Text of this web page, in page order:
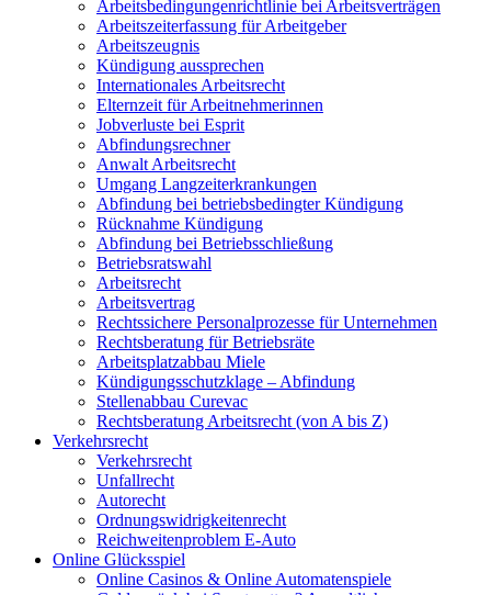
Arbeitsbedingungenrichtlinie bei Arbeitsverträgen
Arbeitszeiterfassung für Arbeitgeber
Arbeitszeugnis
Kündigung aussprechen
Internationales Arbeitsrecht
Elternzeit für Arbeitnehmerinnen
Jobverluste bei Esprit
Abfindungsrechner
Anwalt Arbeitsrecht
Umgang Langzeiterkrankungen
Abfindung bei betriebsbedingter Kündigung
Rücknahme Kündigung
Abfindung bei Betriebsschließung
Betriebsratswahl
Arbeitsrecht
Arbeitsvertrag
Rechtssichere Personalprozesse für Unternehmen
Rechtsberatung für Betriebsräte
Arbeitsplatzabbau Miele
Kündigungsschutzklage – Abfindung
Stellenabbau Curevac
Rechtsberatung Arbeitsrecht (von A bis Z)
Verkehrsrecht
Verkehrsrecht
Unfallrecht
Autorecht
Ordnungswidrigkeitenrecht
Reichweitenproblem E-Auto
Online Glücksspiel
Online Casinos & Online Automatenspiele